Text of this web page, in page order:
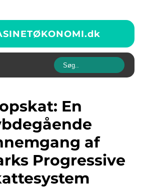
dk
af
Progressive